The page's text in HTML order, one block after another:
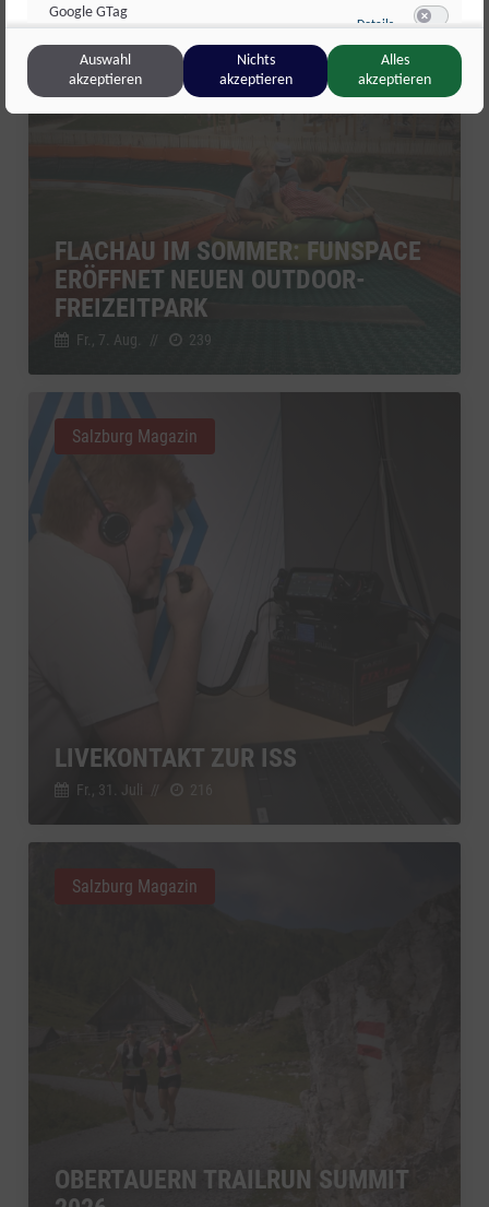
FLACHAU IM SOMMER: FUNSPACE
ERÖFFNET NEUEN OUTDOOR-
FREIZEITPARK
Fr., 7. Aug. // 239
LIVEKONTAKT ZUR ISS
Fr., 31. Juli //
Salzburg Magazin
OBERTAUERN TRAILRUN SUMMIT
Salzburg Magazin
Google GTag
Google Ireland Limited, Irland Details zu Google GTag
Sonstige Inhalte(nicht IAB) (2)
YouTube
Google Ireland Limited, Irland
zu YouTube
Switch
Auswahl
akzeptieren
Nichts
akzeptieren
Alles
akzeptieren